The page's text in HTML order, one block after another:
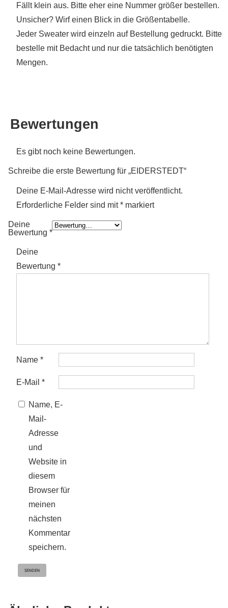
Fällt klein aus. Bitte eher eine Nummer größer bestellen.
Unsicher? Wirf einen Blick in die Größentabelle.
Jeder Sweater wird einzeln auf Bestellung gedruckt. Bitte
bestelle mit Bedacht und nur die tatsächlich benötigten
Mengen.
Bewertungen
Es gibt noch keine Bewertungen.
Schreibe die erste Bewertung für „EIDERSTEDT“
Deine E-Mail-Adresse wird nicht veröffentlicht.
Erforderliche Felder sind mit* markiert
Deine
Bewertung *
Deine
Bewertung *
Name *
E-Mail *
Name, E-
Mail-
Adresse
und
Website in
diesem
Browser für
meinen
nächsten
Kommentar
speichern.